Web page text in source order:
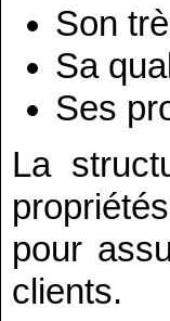
Son
Sa
Ses
La
pour
clients.